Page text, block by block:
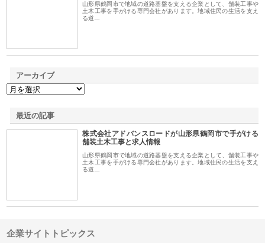
山形県鶴岡市で地域の道路基盤を支える企業として、舗装工事や
土木工事を手がける専門会社があります。地域住民の生活を支え
る道…
アーカイブ
最近の記事
株式会社アドバンスロードが山形県鶴岡市で手がける
舗装土木工事と求人情報
山形県鶴岡市で地域の道路基盤を支える企業として、舗装工事や
土木工事を手がける専門会社があります。地域住民の生活を支え
る道…
企業サイトトピックス